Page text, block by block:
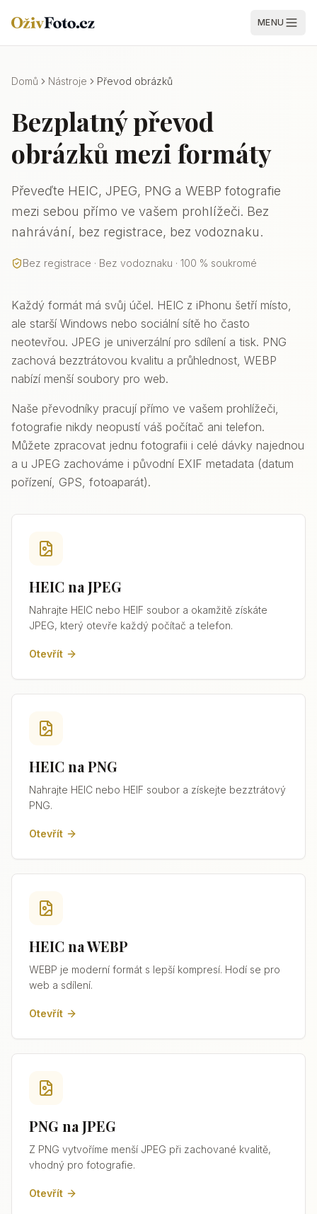
MENU
Domů Nástroje Převod obrázků
Bezplatný převod
obrázků mezi formáty
Převeďte HEIC, JPEG, PNG a WEBP fotografie
mezi sebou přímo ve vašem prohlížeči. Bez
nahrávání, bez registrace, bez vodoznaku.
Bez registrace · Bez vodoznaku · 100 % soukromé
Každý formát má svůj účel. HEIC z iPhonu šetří místo,
ale starší Windows nebo sociální sítě ho často
neotevřou. JPEG je univerzální pro sdílení a tisk. PNG
zachová bezztrátovou kvalitu a průhlednost, WEBP
nabízí menší soubory pro web.
Naše převodníky pracují přímo ve vašem prohlížeči,
fotografie nikdy neopustí váš počítač ani telefon.
Můžete zpracovat jednu fotografii i celé dávky najednou
a u JPEG zachováme i původní EXIF metadata (datum
pořízení, GPS, fotoaparát).
HEIC na JPEG
Nahrajte HEIC nebo HEIF soubor a okamžitě získáte
JPEG, který otevře každý počítač a telefon.
Otevřít
HEIC na PNG
Nahrajte HEIC nebo HEIF soubor a získejte bezztrátový
PNG.
Otevřít
HEIC na WEBP
WEBP je moderní formát s lepší kompresí. Hodí se pro
web a sdílení.
Otevřít
PNG na JPEG
Z PNG vytvoříme menší JPEG při zachované kvalitě,
vhodný pro fotografie.
Otevřít